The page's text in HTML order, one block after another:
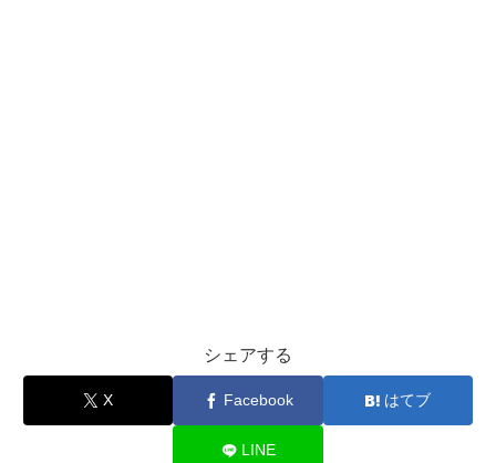
シェアする
X Facebook はてブ
LINE